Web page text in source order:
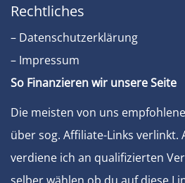
Rechtliches
– Datenschutzerklärung
– Impressum
So Finanzieren wir unsere Seite
Die meisten von uns
über sog. Affiliate-Links verlinkt.
verdiene ich an qualifizierten